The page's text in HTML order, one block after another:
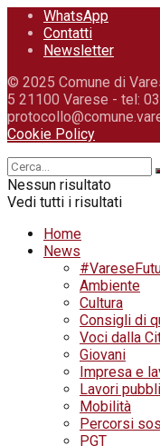
WhatsApp
Contatti
Newsletter
© 2025 Comune di
5 21100 Varese - tel:
Cookie Policy
Nessun risultato
Vedi tutti i risultati
Home
News
Ambiente
Cultura
Consigli di
Voci dalla
Giovani
Impresa e
Lavori
Mobilità
Percorsi
PGT